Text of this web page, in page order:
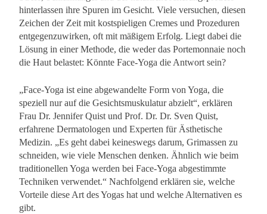
hinterlassen ihre Spuren im Gesicht. Viele versuchen, diesen
Zeichen der Zeit mit kostspieligen Cremes und Prozeduren
entgegenzuwirken, oft mit mäßigem Erfolg. Liegt dabei die
Lösung in einer Methode, die weder das Portemonnaie noch
die Haut belastet: Könnte Face-Yoga die Antwort sein?
„Face-Yoga ist eine abgewandelte Form von Yoga, die
speziell nur auf die Gesichtsmuskulatur abzielt“, erklären
Frau Dr. Jennifer Quist und Prof. Dr. Dr. Sven Quist,
erfahrene Dermatologen und Experten für Ästhetische
Medizin. „Es geht dabei keineswegs darum, Grimassen zu
schneiden, wie viele Menschen denken. Ähnlich wie beim
traditionellen Yoga werden bei Face-Yoga abgestimmte
Techniken verwendet.“ Nachfolgend erklären sie, welche
Vorteile diese Art des Yogas hat und welche Alternativen es
gibt.